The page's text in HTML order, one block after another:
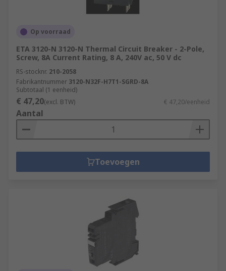
Op voorraad
ETA 3120-N 3120-N Thermal Circuit Breaker - 2-Pole,
Screw, 8A Current Rating, 8 A, 240V ac, 50 V dc
RS-stocknr. 210-2058
Fabrikantnummer 3120-N32F-H7T1-SGRD-8A
Subtotaal (1 eenheid)
€ 47,20(excl. BTW) € 47,20/eenheid
Aantal
Toevoegen